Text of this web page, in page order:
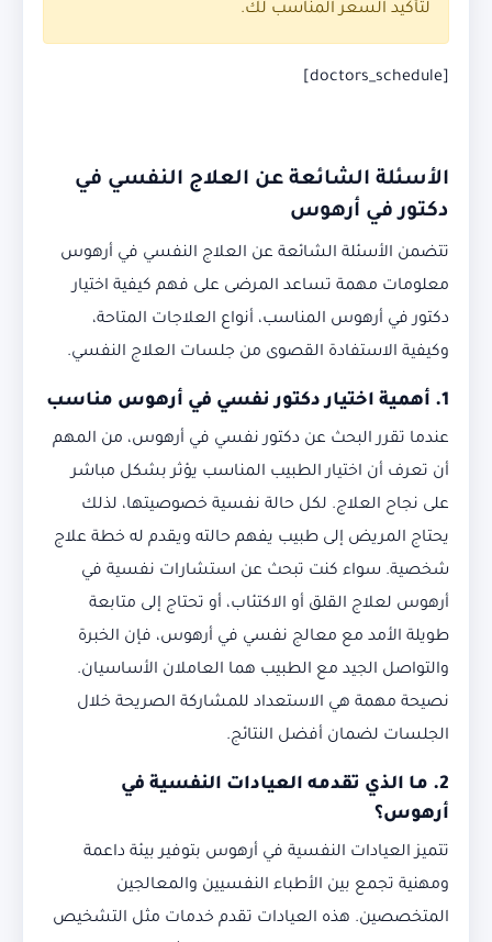
لتأكيد السعر المناسب لك.
[doctors_schedule]
الأسئلة الشائعة عن العلاج النفسي في
دكتور في أرهوس
تتضمن الأسئلة الشائعة عن العلاج النفسي في أرهوس
معلومات مهمة تساعد المرضى على فهم كيفية اختيار
دكتور في أرهوس المناسب، أنواع العلاجات المتاحة،
وكيفية الاستفادة القصوى من جلسات العلاج النفسي.
1. أهمية اختيار دكتور نفسي في أرهوس مناسب
عندما تقرر البحث عن دكتور نفسي في أرهوس، من المهم
أن تعرف أن اختيار الطبيب المناسب يؤثر بشكل مباشر
على نجاح العلاج. لكل حالة نفسية خصوصيتها، لذلك
يحتاج المريض إلى طبيب يفهم حالته ويقدم له خطة علاج
شخصية. سواء كنت تبحث عن استشارات نفسية في
أرهوس لعلاج القلق أو الاكتئاب، أو تحتاج إلى متابعة
طويلة الأمد مع معالج نفسي في أرهوس، فإن الخبرة
والتواصل الجيد مع الطبيب هما العاملان الأساسيان.
نصيحة مهمة هي الاستعداد للمشاركة الصريحة خلال
الجلسات لضمان أفضل النتائج.
2. ما الذي تقدمه العيادات النفسية في
أرهوس؟
تتميز العيادات النفسية في أرهوس بتوفير بيئة داعمة
ومهنية تجمع بين الأطباء النفسيين والمعالجين
المتخصصين. هذه العيادات تقدم خدمات مثل التشخيص